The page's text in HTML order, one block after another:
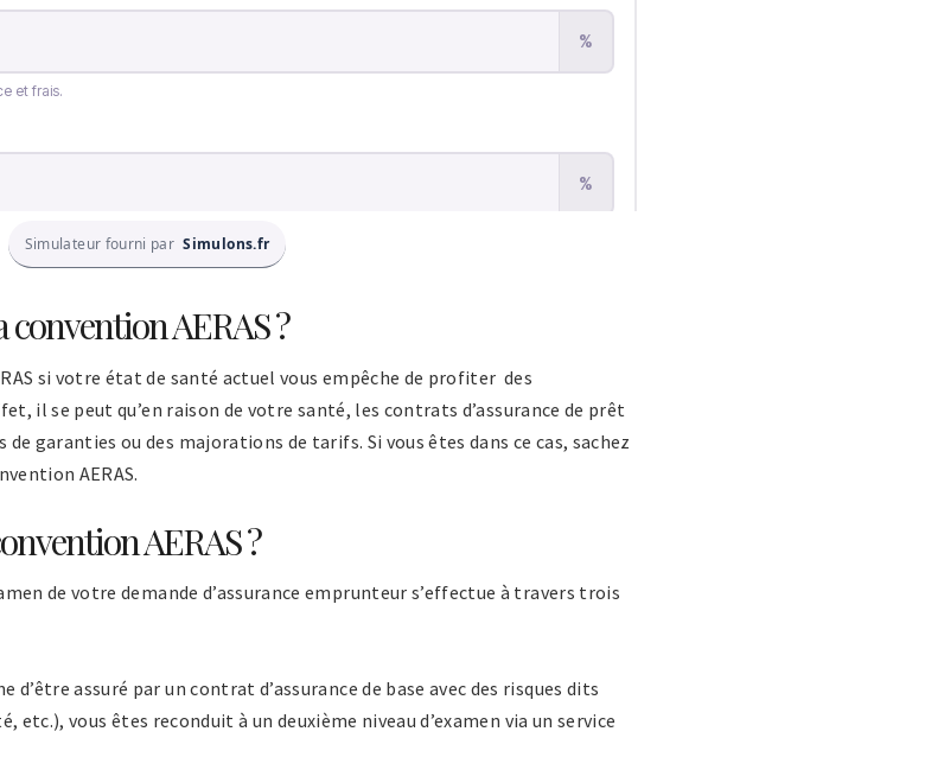
Simulateur fourni par Simulons.fr
AERAS ?
si votre état de santé actuel vous empêche de profiter des
il se peut qu’en raison de votre santé, les contrats d’assurance de prêt
garanties ou des majorations de tarifs. Si vous êtes dans ce cas, sachez
AERAS.
AERAS ?
de votre demande d’assurance emprunteur s’effectue à travers trois
assuré par un contrat d’assurance de base avec des risques dits
etc.), vous êtes reconduit à un deuxième niveau d’examen via un service